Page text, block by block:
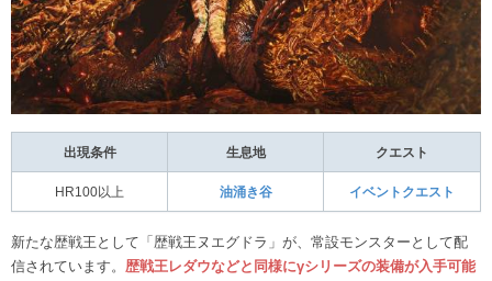
出現条件 生息地 クエスト
HR100以上 油涌き谷 イベントクエスト
新たな歴戦王として「歴戦王ヌエグドラ」が、常設モンスターとして配
信されています。 歴戦王レダウなどと同様にγシリーズの装備が入手可能